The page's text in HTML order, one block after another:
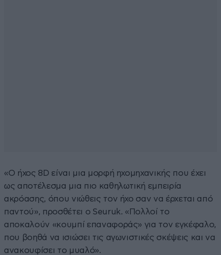
«Ο ήχος 8D είναι μια μορφή ηχομηχανικής που έχει
ως αποτέλεσμα μια πιο καθηλωτική εμπειρία
ακρόασης, όπου νιώθεις τον ήχο σαν να έρχεται από
παντού», προσθέτει ο Seuruk. «Πολλοί το
αποκαλούν «κουμπί επαναφοράς» για τον εγκέφαλο,
που βοηθά να ισιώσει τις αγωνιστικές σκέψεις και να
ανακουφίσει το μυαλό».